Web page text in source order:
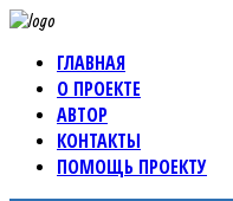
ГЛАВНАЯ
О ПРОЕКТЕ
АВТОР
КОНТАКТЫ
ПОМОЩЬ ПРОЕКТУ